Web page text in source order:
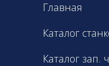
Главная
Каталог
Каталог зап.